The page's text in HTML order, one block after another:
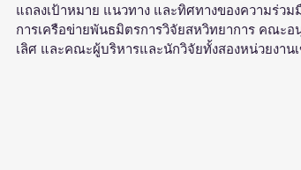
แถลงเป้าหมาย แนวทาง และทิศทางของความร่ว
การเครือข่ายพันธมิตรการวิจัยสหวิทยาการ คณะ
เลิศ และคณะผู้บริหารและนักวิจัยทั้งสองหน่วยงาน